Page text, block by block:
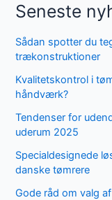
Seneste
Sådan spotter du
trækonstruktioner
Kvalitetskontrol i
håndværk?
Tendenser for
uderum 2025
Specialdesignede
danske tømrere
Gode råd om valg